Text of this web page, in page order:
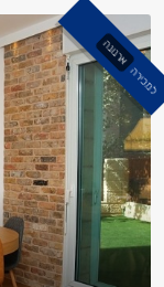
למכירה
ארנונה